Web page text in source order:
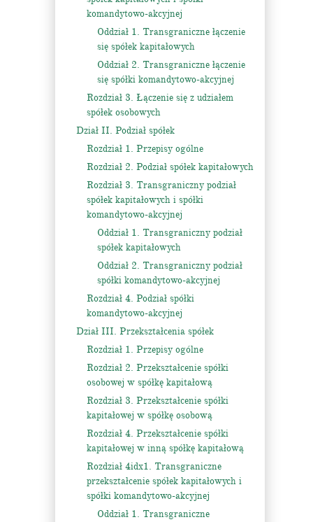
komandytowo-akcyjnej
Oddział 1. Transgraniczne łączenie
się spółek kapitałowych
Oddział 2. Transgraniczne łączenie
się spółki komandytowo-akcyjnej
Rozdział 3. Łączenie się z udziałem
spółek osobowych
Dział II. Podział spółek
Rozdział 1. Przepisy ogólne
Rozdział 2. Podział spółek kapitałowych
Rozdział 3. Transgraniczny podział
spółek kapitałowych i spółki
komandytowo-akcyjnej
Oddział 1. Transgraniczny podział
spółek kapitałowych
Oddział 2. Transgraniczny podział
spółki komandytowo-akcyjnej
Rozdział 4. Podział spółki
komandytowo-akcyjnej
Dział III. Przekształcenia spółek
Rozdział 1. Przepisy ogólne
Rozdział 2. Przekształcenie spółki
osobowej w spółkę kapitałową
Rozdział 3. Przekształcenie spółki
kapitałowej w spółkę osobową
Rozdział 4. Przekształcenie spółki
kapitałowej w inną spółkę kapitałową
Rozdział 4idx1. Transgraniczne
przekształcenie spółek kapitałowych i
spółki komandytowo-akcyjnej
Oddział 1. Transgraniczne